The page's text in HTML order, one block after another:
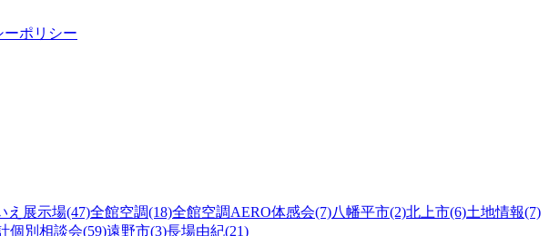
ーポリシー
え展示場(47)全館空調(18)全館空調AERO体感会(7)八幡平市(2)北上市(6)土地情報(7)
個別相談会(59)遠野市(3)長場由紀(21)